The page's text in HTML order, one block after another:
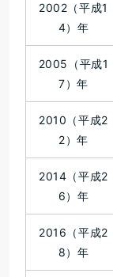
2002（平成1
4）年
2005（平成1
7）年
2010（平成2
2）年
2014（平成2
6）年
2016（平成2
8）年